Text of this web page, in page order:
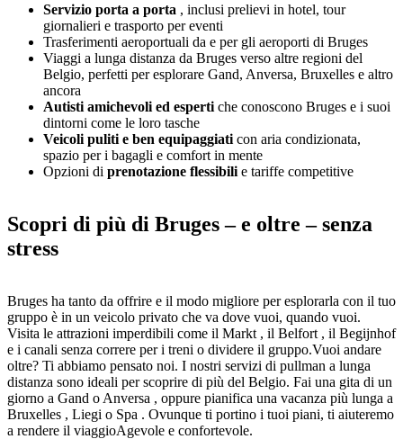
Servizio porta a porta , inclusi prelievi in hotel, tour
giornalieri e trasporto per eventi
Trasferimenti aeroportuali da e per gli aeroporti di Bruges
Viaggi a lunga distanza da Bruges verso altre regioni del
Belgio, perfetti per esplorare Gand, Anversa, Bruxelles e altro
ancora
Autisti amichevoli ed esperti che conoscono Bruges e i suoi
dintorni come le loro tasche
Veicoli puliti e ben equipaggiati con aria condizionata,
spazio per i bagagli e comfort in mente
Opzioni di prenotazione flessibili e tariffe competitive
Scopri di più di Bruges – e oltre – senza
stress
Bruges ha tanto da offrire e il modo migliore per esplorarla con il tuo
gruppo è in un veicolo privato che va dove vuoi, quando vuoi.
Visita le attrazioni imperdibili come il Markt , il Belfort , il Begijnhof
e i canali senza correre per i treni o dividere il gruppo.Vuoi andare
oltre? Ti abbiamo pensato noi. I nostri servizi di pullman a lunga
distanza sono ideali per scoprire di più del Belgio. Fai una gita di un
giorno a Gand o Anversa , oppure pianifica una vacanza più lunga a
Bruxelles , Liegi o Spa . Ovunque ti portino i tuoi piani, ti aiuteremo
a rendere il viaggioAgevole e confortevole.